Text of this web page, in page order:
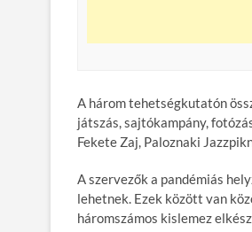
A három tehetségkutatón
játszás, sajtókampány,
Fekete Zaj, Paloznaki
A szervezők a pandémiás
lehetnek. Ezek között van
háromszámos kislemez